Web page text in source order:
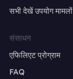
सभी देखें उपयोग मामलों
संसाधन
एफिलिएट प्रोग्राम
FAQ